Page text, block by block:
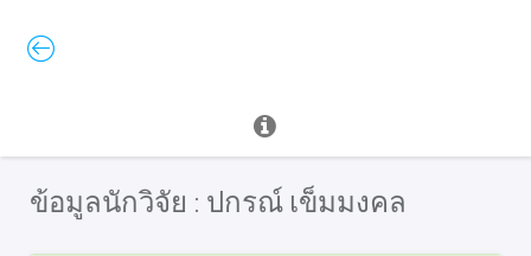
ข้อมูลนักวิจัย : ปกรณ์ เข็มมงคล